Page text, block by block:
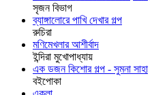
সৃজন বিভাগ
ব্যাঙ্গালোরে পাখি দেখার গল্প
রুচিরা
মণিমেখলার আশীর্বাদ
ইন্দিরা মুখোপাধ্যায়
এক ডজন কিশোর গল্প - সুমনা সাহা
বইপোকা